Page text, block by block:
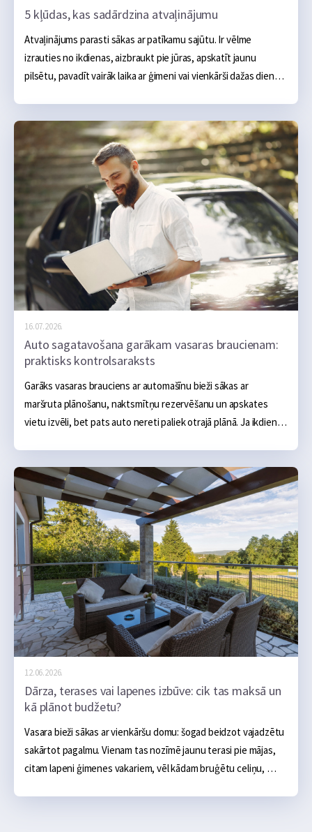
5 kļūdas, kas sadārdzina atvaļinājumu
Atvaļinājums parasti sākas ar patīkamu sajūtu. Ir vēlme
izrauties no ikdienas, aizbraukt pie jūras, apskatīt jaunu
pilsētu, pavadīt vairāk laika ar ģimeni vai vienkārši dažas dienas
praksē atvaļinājums bieži kļūst dārgāks nevis viena liela tēriņa
dēļ, bet vairāku mazu kļūdu dēļ, kas sakrājas kopā.
16.07.2026.
Auto sagatavošana garākam vasaras braucienam:
praktisks kontrolsaraksts
Garāks vasaras brauciens ar automašīnu bieži sākas ar
maršruta plānošanu, naktsmītņu rezervēšanu un apskates
vietu izvēli, bet pats auto nereti paliek otrajā plānā. Ja ikdienā
12.06.2026.
Dārza, terases vai lapenes izbūve: cik tas maksā un
kā plānot budžetu?
Vasara bieži sākas ar vienkāršu domu: šogad beidzot vajadzētu
sakārtot pagalmu. Vienam tas nozīmē jaunu terasi pie mājas,
citam lapeni ģimenes vakariem, vēl kādam bruģētu celiņu,